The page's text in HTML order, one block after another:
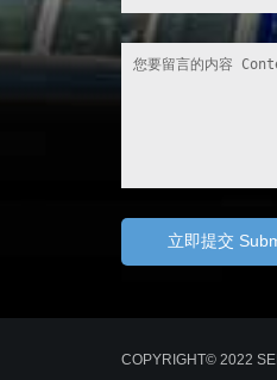
COPYRIGHT© 2022